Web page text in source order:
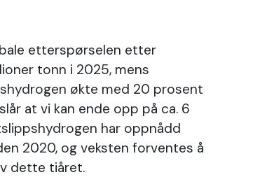
etterspørselen etter
tonn i 2025, mens
økte med 20 prosent
at vi kan ende opp på ca. 6
har oppnådd
2020, og veksten forventes å
dette tiåret.